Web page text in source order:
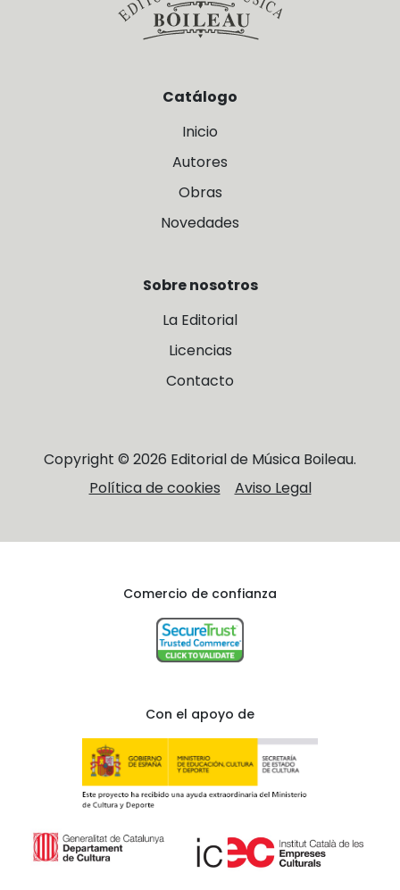
Catálogo
Inicio
Autores
Obras
Novedades
Sobre nosotros
La Editorial
Licencias
Contacto
Copyright © 2026 Editorial de Música Boileau.
Política de cookies
Aviso Legal
Comercio de confianza
Con el apoyo de